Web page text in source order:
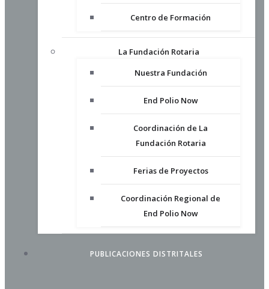
Centro de Formación
La Fundación Rotaria
Nuestra Fundación
End Polio Now
Coordinación de La
Fundación Rotaria
Ferias de Proyectos
Coordinación Regional de
End Polio Now
PUBLICACIONES DISTRITALES